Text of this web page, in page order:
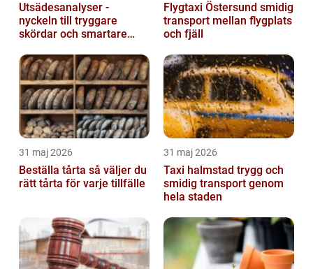
Utsädesanalyser -
nyckeln till tryggare
skördar och smartare
Flygtaxi Östersund smidig
transport mellan flygplats
och fjäll
31 maj 2026
Beställa tårta så väljer du
rätt tårta för varje tillfälle
31 maj 2026
Taxi halmstad trygg och
smidig transport genom
hela staden